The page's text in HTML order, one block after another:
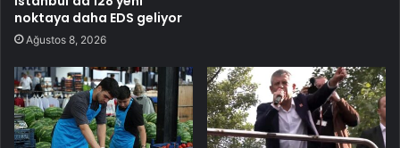
noktaya daha EDS geliyor
Ağustos 8, 2026